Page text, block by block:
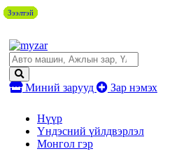
Миний зарууд Зар нэмэх
Нүүр
Үндэсний үйлдвэрлэл
Монгол гэр
Зээлтэй
Зээлтэй
Зээлтэй
Зээлтэй
Зээлтэй
Зээлтэй
Зээлтэй
Зээлтэй